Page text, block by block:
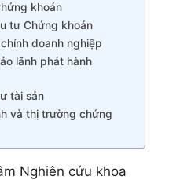
khoán
tư Chứng khoán
doanh nghiệp
lãnh phát hành
tài sản
và thị trường chứng
Nghiên cứu khoa